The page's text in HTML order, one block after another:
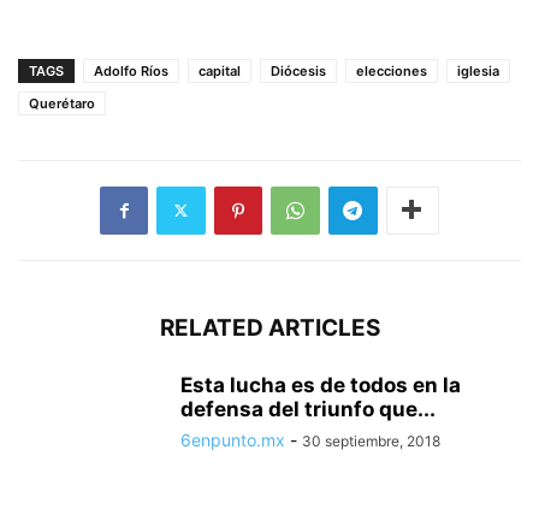
TAGS Adolfo Ríos capital Diócesis elecciones
iglesia
Querétaro
RELATED ARTICLES
Esta lucha es de todos en la
defensa del triunfo que...
6enpunto.mx - 30 septiembre, 2018